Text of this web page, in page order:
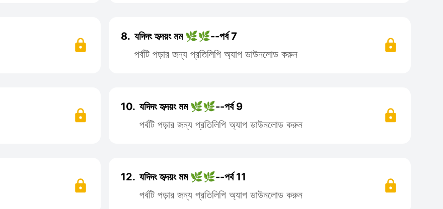
8. যদিদং হৃদয়ং মম 🌿🌿--পর্ব 7
পর্বটি পড়ার জন্য প্রতিলিপি অ্যাপ ডাউনলোড করুন
10. যদিদং হৃদয়ং মম 🌿🌿--পর্ব 9
পর্বটি পড়ার জন্য প্রতিলিপি অ্যাপ ডাউনলোড করুন
12. যদিদং হৃদয়ং মম 🌿🌿--পর্ব 11
পর্বটি পড়ার জন্য প্রতিলিপি অ্যাপ ডাউনলোড করুন